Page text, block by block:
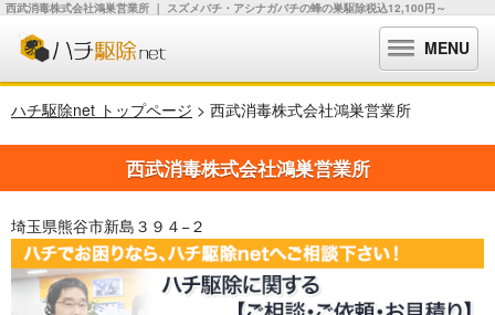
西武消毒株式会社鴻巣営業所 ｜ スズメバチ・アシナガバチの蜂の巣駆除税込12,100円～
MENU
ハチ駆除net トップページ > 西武消毒株式会社鴻巣営業所
西武消毒株式会社鴻巣営業所
埼玉県熊谷市新島３９４−２